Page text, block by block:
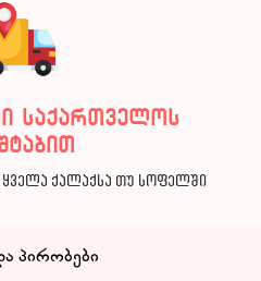
საქართველოს
ყველა ქალაქსა თუ სოფელში
პირობები